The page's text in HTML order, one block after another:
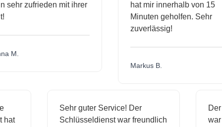
zufrieden mit ihrer
M.
hat mir innerhalb von 15
Minuten geholfen. Sehr
zuverlässig!
Markus B.
hat
Sehr guter Service! Der
Schlüsseldienst war freundlich